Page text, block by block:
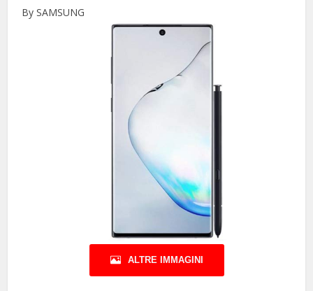
By SAMSUNG
ALTRE IMMAGINI